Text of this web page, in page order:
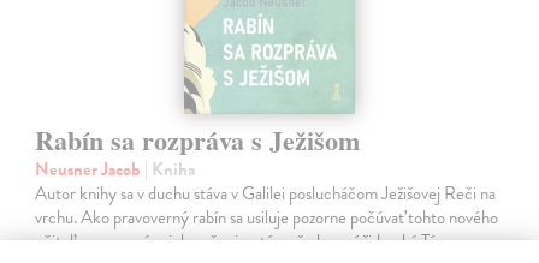
Rabín sa rozpráva s Ježišom
Neusner Jacob | Kniha
Autor knihy sa v duchu stáva v Galilei poslucháčom Ježišovej Reči na
vrchu. Ako pravoverný rabín sa usiluje pozorne počúvať tohto nového
učiteľa a porovnáva jeho učenie s tým, čo hovorí židovská Tóra.